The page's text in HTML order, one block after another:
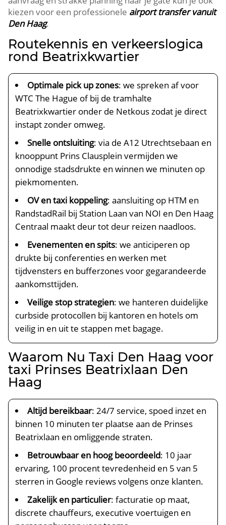
kiezen voor een professionele airport transfer vanuit
Den Haag.
Routekennis en verkeerslogica
rond Beatrixkwartier
Optimale pick up zones: we spreken af voor
WTC The Hague of bij de tramhalte
Beatrixkwartier onder de Netkous zodat je direct
instapt zonder omweg.
Snelle ontsluiting: via de A12 Utrechtsebaan en
knooppunt Prins Clausplein vermijden we
onnodige stadsdrukte en winnen we minuten op
piekmomenten.
OV en taxi koppeling: aansluiting op HTM en
RandstadRail bij Station Laan van NOI en Den Haag
Centraal maakt deur tot deur reizen naadloos.
Evenementen en spits: we anticiperen op
drukte bij conferenties en werken met
tijdvensters en bufferzones voor gegarandeerde
aankomsttijden.
Veilige stop strategien: we hanteren duidelijke
curbside protocollen bij kantoren en hotels om
veilig in en uit te stappen met bagage.
Waarom Nu Taxi Den Haag voor
taxi Prinses Beatrixlaan Den
Haag
Altijd bereikbaar: 24/7 service, spoed inzet en
binnen 10 minuten ter plaatse aan de Prinses
Beatrixlaan en omliggende straten.
Betrouwbaar en hoog beoordeeld: 10 jaar
ervaring, 100 procent tevredenheid en 5 van 5
sterren in Google reviews volgens onze klanten.
Zakelijk en particulier: facturatie op maat,
discrete chauffeurs, executive voertuigen en